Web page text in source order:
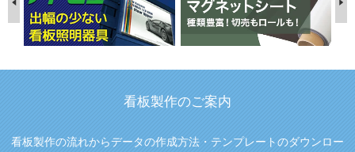
看板製作のご案内
看板製作の流れからデータの作成方法・テンプレートのダウンロー